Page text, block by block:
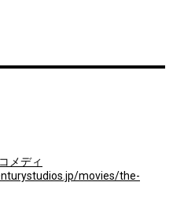
コメディ
movies/the-